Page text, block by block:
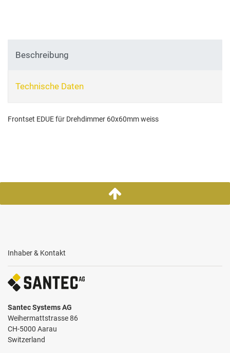
Beschreibung
Technische Daten
Frontset EDUE für Drehdimmer 60x60mm weiss
Inhaber & Kontakt
Santec Systems AG
Weihermattstrasse 86
CH-5000 Aarau
Switzerland